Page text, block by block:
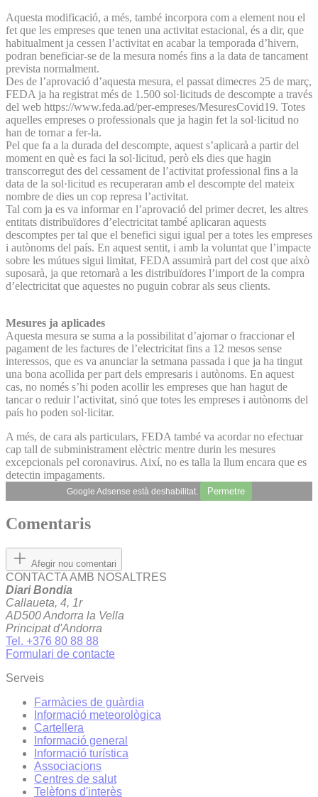
Aquesta modificació, a més, també incorpora com a element nou el
fet que les empreses que tenen una activitat estacional, és a dir, que
habitualment ja cessen l’activitat en acabar la temporada d’hivern,
podran beneficiar-se de la mesura només fins a la data de tancament
prevista normalment.
Des de l’aprovació d’aquesta mesura, el passat dimecres 25 de març,
FEDA ja ha registrat més de 1.500 sol·licituds de descompte a través
del web https://www.feda.ad/per-empreses/MesuresCovid19. Totes
aquelles empreses o professionals que ja hagin fet la sol·licitud no
han de tornar a fer-la.
Pel que fa a la durada del descompte, aquest s’aplicarà a partir del
moment en què es faci la sol·licitud, però els dies que hagin
transcorregut des del cessament de l’activitat professional fins a la
data de la sol·licitud es recuperaran amb el descompte del mateix
nombre de dies un cop represa l’activitat.
Tal com ja es va informar en l’aprovació del primer decret, les altres
entitats distribuïdores d’electricitat també aplicaran aquests
descomptes per tal que el benefici sigui igual per a totes les empreses
i autònoms del país. En aquest sentit, i amb la voluntat que l’impacte
sobre les mútues sigui limitat, FEDA assumirà part del cost que això
suposarà, ja que retornarà a les distribuïdores l’import de la compra
d’electricitat que aquestes no puguin cobrar als seus clients.
Mesures ja aplicades
Aquesta mesura se suma a la possibilitat d’ajornar o fraccionar el
pagament de les factures de l’electricitat fins a 12 mesos sense
interessos, que es va anunciar la setmana passada i que ja ha tingut
una bona acollida per part dels empresaris i autònoms. En aquest
cas, no només s’hi poden acollir les empreses que han hagut de
tancar o reduir l’activitat, sinó que totes les empreses i autònoms del
país ho poden sol·licitar.
A més, de cara als particulars, FEDA també va acordar no efectuar
cap tall de subministrament elèctric mentre durin les mesures
excepcionals pel coronavirus. Així, no es talla la llum encara que es
detectin impagaments.
Google Adsense està deshabilitat. Permetre
Comentaris
Afegir nou comentari
CONTACTA AMB NOSALTRES
Diari Bondia
Callaueta, 4, 1r
AD500 Andorra la Vella
Principat d'Andorra
Tel. +376 80 88 88
Formulari de contacte
Serveis
Farmàcies de guàrdia
Informació meteorològica
Cartellera
Informació general
Informació turística
Associacions
Centres de salut
Telèfons d'interès